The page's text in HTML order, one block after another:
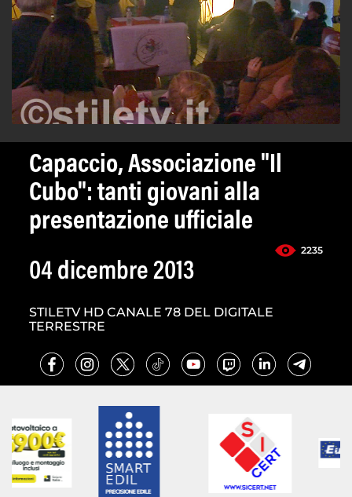
Capaccio, Associazione "Il
Cubo": tanti giovani alla
presentazione ufficiale
2235
04 dicembre 2013
STILETV HD CANALE 78 DEL DIGITALE
TERRESTRE